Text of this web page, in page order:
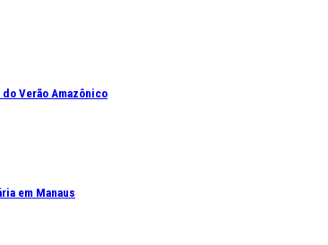
Verão Amazônico
em Manaus